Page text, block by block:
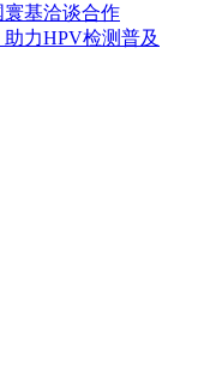
基洽谈合作
力HPV检测普及